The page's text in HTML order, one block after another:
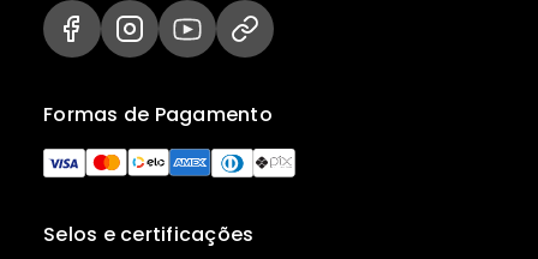
Selos e certificações
Formas de Pagamento